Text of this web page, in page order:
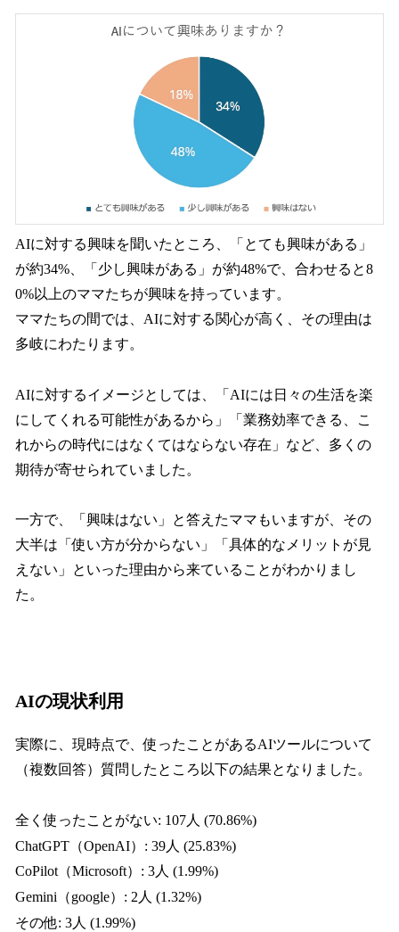
AIに対する興味を聞いたところ、「とても興味がある」
が約34%、「少し興味がある」が約48%で、合わせると8
0%以上のママたちが興味を持っています。
ママたちの間では、AIに対する関心が高く、その理由は
多岐にわたります。
AIに対するイメージとしては、「AIには日々の生活を楽
にしてくれる可能性があるから」「業務効率できる、こ
れからの時代にはなくてはならない存在」など、多くの
期待が寄せられていました。
一方で、「興味はない」と答えたママもいますが、その
大半は「使い方が分からない」「具体的なメリットが見
えない」といった理由から来ていることがわかりまし
た。
AIの現状利用
実際に、現時点で、使ったことがあるAIツールについて
（複数回答）質問したところ以下の結果となりました。
全く使ったことがない: 107人 (70.86%)
ChatGPT（OpenAI）: 39人 (25.83%)
CoPilot（Microsoft）: 3人 (1.99%)
Gemini（google）: 2人 (1.32%)
その他: 3人 (1.99%)